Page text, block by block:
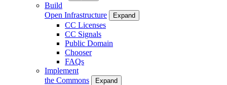
Build
Open Infrastructure
Expand
CC Licenses
CC Signals
Public Domain
Chooser
FAQs
Implement
the Commons
Expand